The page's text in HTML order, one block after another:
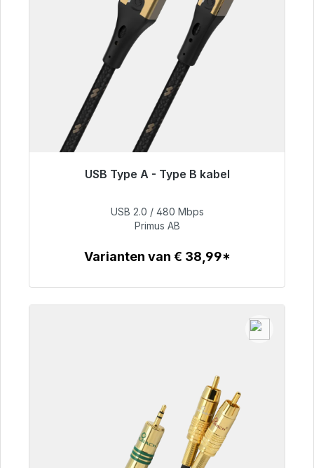
USB Type A - Type B kabel
Klaar voor onmiddellijke verzending, levertijd
€ 76,99
USB 2.0 / 480 Mbps
Primus AB
Varianten van € 38,99*